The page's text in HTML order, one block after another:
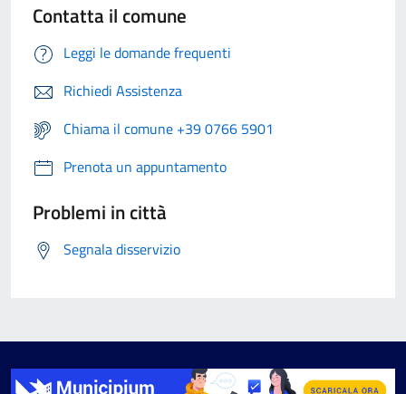
Contatta il comune
Leggi le domande frequenti
Richiedi Assistenza
Chiama il comune +39 0766 5901
Prenota un appuntamento
Problemi in città
Segnala disservizio